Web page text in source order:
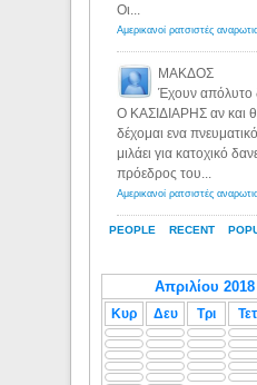
PEOPLE RECENT
Οι...
ΜΑΚΔΟΣ
Έχουν
Ο ΚΑΣΙΔΙΑΡΗΣ αν και
δέχομαι ενα
μιλάει για κατοχικό
πρόεδρος του...
Κυρ Δευ Τρι Τετ